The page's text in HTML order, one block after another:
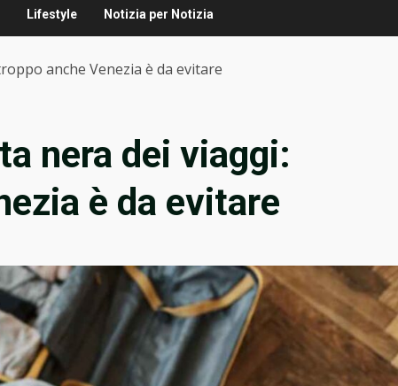
Lifestyle Notizia per Notizia
anche Venezia è da evitare
nera dei viaggi:
è da evitare